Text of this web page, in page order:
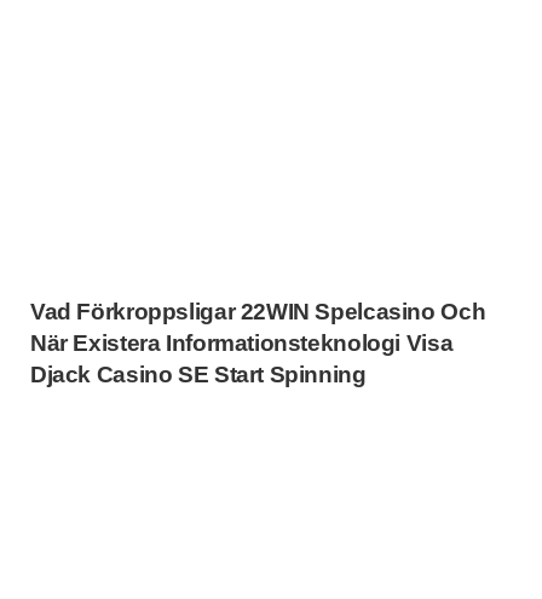
Vad Förkroppsligar 22WIN Spelcasino Och
När Existera Informationsteknologi Visa
Djack Casino SE Start Spinning